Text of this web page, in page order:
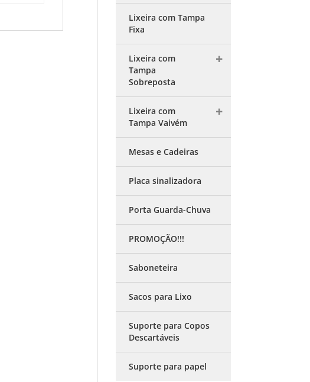
Lixeira com Tampa
Fixa
Lixeira com
Tampa
Sobreposta
Lixeira com
Tampa Vaivém
Mesas e Cadeiras
Placa sinalizadora
Porta Guarda-Chuva
PROMOÇÃO!!!
Saboneteira
Sacos para Lixo
Suporte para Copos
Descartáveis
Suporte para papel